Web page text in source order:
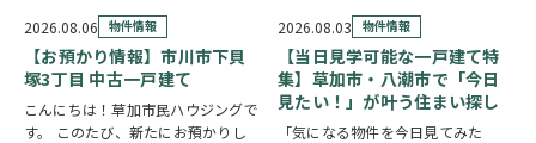
利用可能な立地。52坪超の広々と
した整形地…
10分圏内の便利な立地 手代は東武
スカイツリーライン「草加駅」が生
活圏です。北千…
2026.08.06 物件情報
【お預かり情報】市川市下貝
塚3丁目 中古一戸建て
こんにちは！草加市民ハウジングで
す。 このたび、新たにお預かりし
2026.08.03 物件情報
【当日見学可能な一戸建て特
集】草加市・八潮市で「今日
見たい！」が叶う住まい探し
「気になる物件を今日見てみた